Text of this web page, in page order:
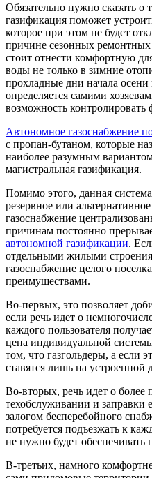
Обязательно нужно сказать о
газификация поможет
которое при этом не будет
причине сезонных
стоит отнести комфортную
воды не только в зимние
прохладные дни начала
определяется самими
возможность
Автономное газоснабжение
с пропан-бутаном, которые
наиболее разумным вариантом
магистральная газификация.
Помимо этого, данная
резервное или
газоснабжение
причинам постоянно
автономной газификации.
отдельными жилыми
газоснабжение целого
преимуществами.
Во-первых, это позволяет
если речь идет о
каждого пользователя
цена индивидуальной
том, что газгольдеры, а если
ставятся лишь на устроенной
Во-вторых, речь идет о более
техобслуживании и заправки
залогом бесперебойного
потребуется подъезжать к
не нужно будет обеспечивать
В-третьих, намного